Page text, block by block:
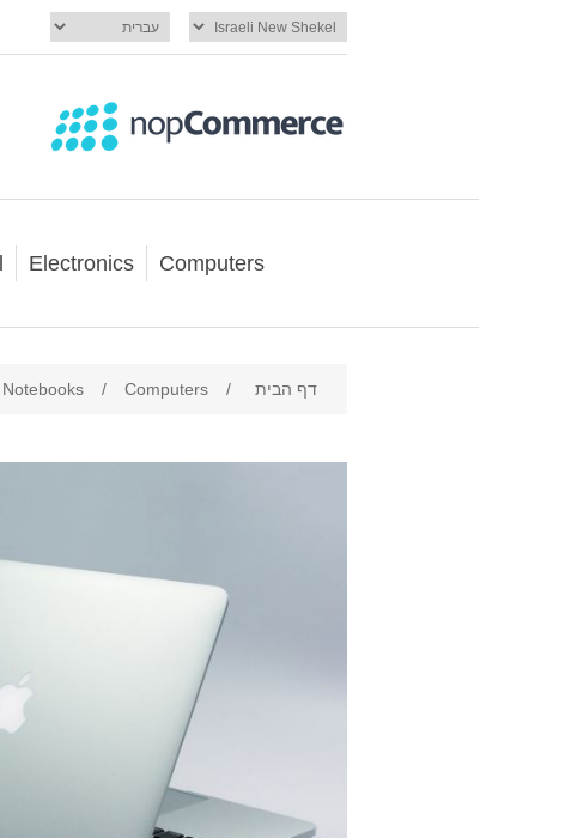
Computers
Electronics
דף הבית /
Computers
/
Notebooks